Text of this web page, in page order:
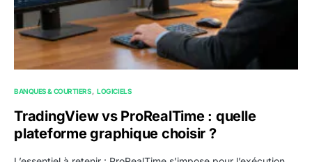
BANQUES & COURTIERS LOGICIELS
TradingView vs ProRealTime : quelle
plateforme graphique choisir ?